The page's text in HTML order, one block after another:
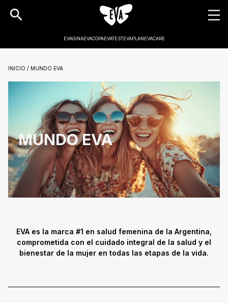
EVAGINAEVACOPAEVATESTEVAPLANEVACARE
INICIO / MUNDO EVA
MUNDO EVA
EVA es la marca #1 en salud femenina de la Argentina,
comprometida con el cuidado integral de la salud y el
bienestar de la mujer en todas las etapas de la vida.